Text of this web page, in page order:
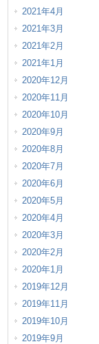
2021年4月
2021年3月
2021年2月
2021年1月
2020年12月
2020年11月
2020年10月
2020年9月
2020年8月
2020年7月
2020年6月
2020年5月
2020年4月
2020年3月
2020年2月
2020年1月
2019年12月
2019年11月
2019年10月
2019年9月